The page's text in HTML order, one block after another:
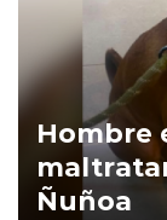
Hombre
Ñuñoa